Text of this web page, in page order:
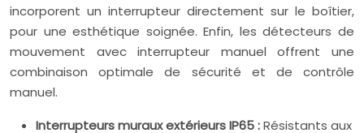
incorporent un interrupteur directement sur le boîtier,
pour une esthétique soignée. Enfin, les détecteurs de
mouvement avec interrupteur manuel offrent une
combinaison optimale de sécurité et de contrôle
manuel.
Interrupteurs muraux extérieurs IP65 :Résistants aux